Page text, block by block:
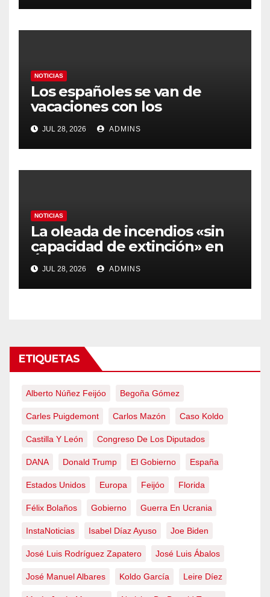
gobierno
NOTICIAS
Los españoles se van de
vacaciones con los
carburantes hasta un 21%
más caros que el año pasado
y los hoteles disparados
JUL 28, 2026 ADMINS
NOTICIAS
La oleada de incendios «sin
capacidad de extinción» en
Ávila y al oeste de Madrid
obliga a declarar la
emergencia nacional
JUL 28, 2026 ADMINS
ETIQUETAS
Alberto Núñez Feijóo Begoña Gómez
Carles Puigdemont Carlos Mazón Caso Koldo
Castilla Y León Congreso De Los Diputados
DANA Donald Trump El Gobierno España
Estados Unidos Europa Feijóo Florida
Félix Bolaños Gobierno Guerra En Ucrania
InstaNoticias Isabel Díaz Ayuso Joe Biden
José Luis Rodríguez Zapatero José Luis Ábalos
José Manuel Albares Koldo García Leire Díez